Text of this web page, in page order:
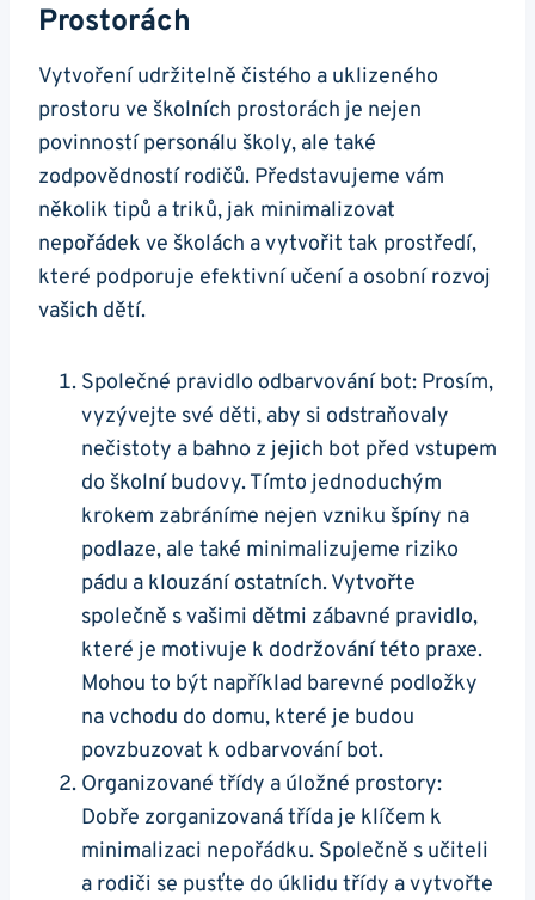
Prostorách
Vytvoření udržitelně čistého a uklizeného
prostoru ve školních prostorách je nejen
povinností personálu školy, ale také
zodpovědností rodičů. Představujeme vám
několik tipů a triků, jak minimalizovat
nepořádek ve školách a vytvořit tak prostředí,
které podporuje efektivní učení a osobní rozvoj
vašich dětí.
Společné pravidlo odbarvování bot: Prosím,
vyzývejte své děti, aby si odstraňovaly
nečistoty a bahno z jejich bot před vstupem
do školní budovy. Tímto jednoduchým
krokem zabráníme nejen vzniku špíny na
podlaze, ale také minimalizujeme riziko
pádu a klouzání ostatních. Vytvořte
společně s vašimi dětmi zábavné pravidlo,
které je motivuje k dodržování této praxe.
Mohou to být například barevné podložky
na vchodu do domu, které je budou
povzbuzovat k odbarvování bot.
Organizované třídy a úložné prostory:
Dobře zorganizovaná třída je klíčem k
minimalizaci nepořádku. Společně s učiteli
a rodiči se pusťte do úklidu třídy a vytvořte